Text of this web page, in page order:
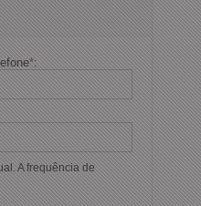
*:
A frequência de